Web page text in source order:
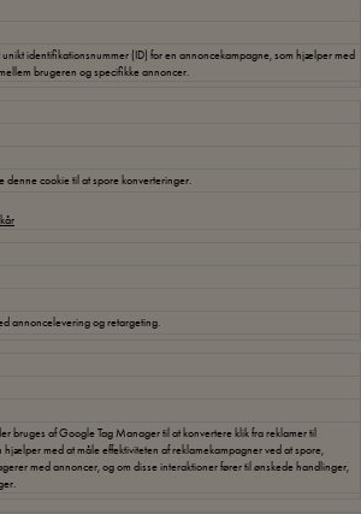
identifikationsnummer (ID) for en annoncekampagne, som hjælper med
brugeren og specifikke annoncer.
denne cookie til at spore konverteringer.
annoncelevering og retargeting.
bruges af Google Tag Manager til at konvertere klik fra reklamer til
hjælper med at måle effektiviteten af reklamekampagner ved at spore,
med annoncer, og om disse interaktioner fører til ønskede handlinger,